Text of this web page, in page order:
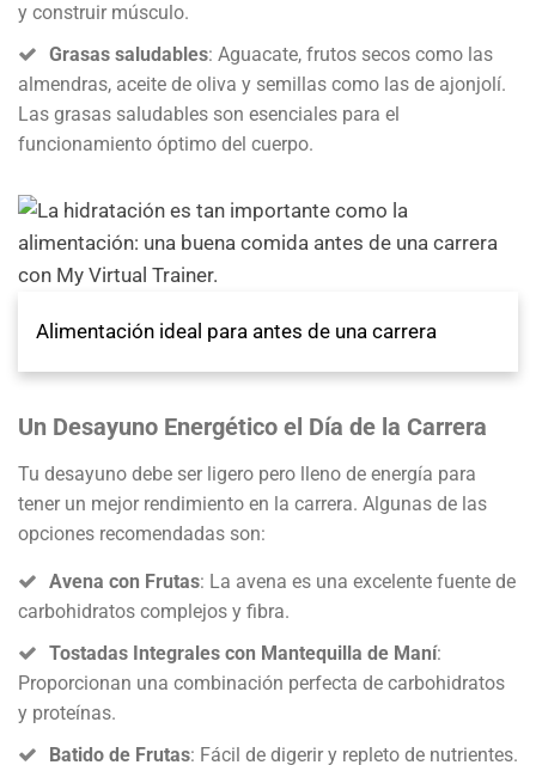
y construir músculo.
Grasas saludables: Aguacate, frutos secos como las
almendras, aceite de oliva y semillas como las de ajonjolí.
Las grasas saludables son esenciales para el
funcionamiento óptimo del cuerpo.
Alimentación ideal para antes de una carrera
Un Desayuno Energético el Día de la Carrera
Tu desayuno debe ser ligero pero lleno de energía para
tener un mejor rendimiento en la carrera. Algunas de las
opciones recomendadas son:
Avena con Frutas: La avena es una excelente fuente de
carbohidratos complejos y fibra.
Tostadas Integrales con Mantequilla de Maní:
Proporcionan una combinación perfecta de carbohidratos
y proteínas.
Batido de Frutas: Fácil de digerir y repleto de nutrientes.